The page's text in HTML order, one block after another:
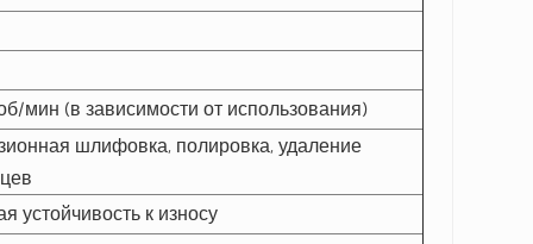
мин (в зависимости от использования)
шлифовка, полировка, удаление
устойчивость к износу